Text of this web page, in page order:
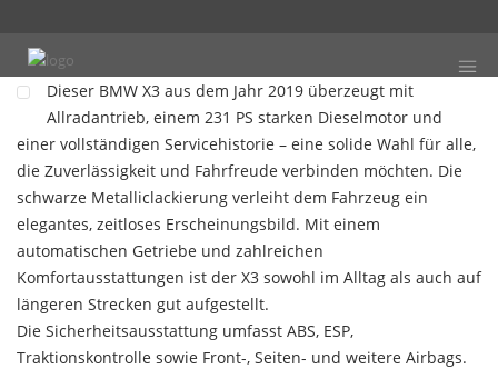
Dieser BMW X3 aus dem Jahr 2019 überzeugt mit
Allradantrieb, einem 231 PS starken Dieselmotor und
einer vollständigen Servicehistorie – eine solide Wahl für alle,
die Zuverlässigkeit und Fahrfreude verbinden möchten. Die
schwarze Metalliclackierung verleiht dem Fahrzeug ein
elegantes, zeitloses Erscheinungsbild. Mit einem
automatischen Getriebe und zahlreichen
Komfortausstattungen ist der X3 sowohl im Alltag als auch auf
längeren Strecken gut aufgestellt.
Die Sicherheitsausstattung umfasst ABS, ESP,
Traktionskontrolle sowie Front-, Seiten- und weitere Airbags.